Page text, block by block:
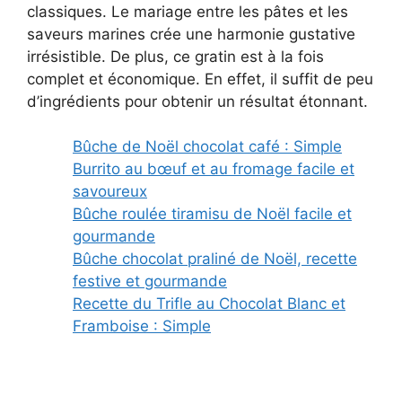
classiques. Le mariage entre les pâtes et les
saveurs marines crée une harmonie gustative
irrésistible. De plus, ce gratin est à la fois
complet et économique. En effet, il suffit de peu
d’ingrédients pour obtenir un résultat étonnant.
Bûche de Noël chocolat café : Simple
Burrito au bœuf et au fromage facile et
savoureux
Bûche roulée tiramisu de Noël facile et
gourmande
Bûche chocolat praliné de Noël, recette
festive et gourmande
Recette du Trifle au Chocolat Blanc et
Framboise : Simple